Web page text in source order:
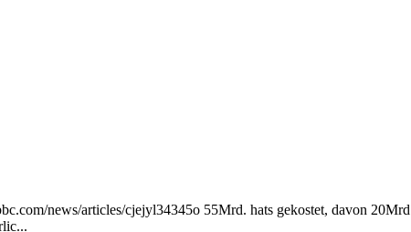
news/articles/cjejyl34345o 55Mrd. hats gekostet, davon